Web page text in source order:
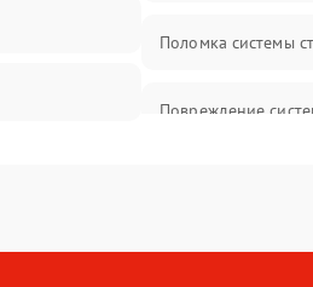
Поломка системы
Повреждение